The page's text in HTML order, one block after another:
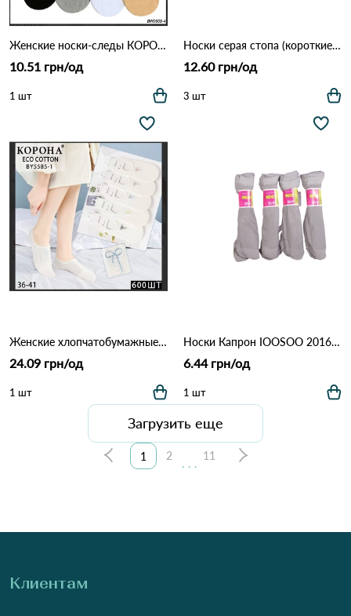
Женские носки-следы КОРОНА с фиксирующей бретелью (Опт) 0509 Различные цвета
10.51 грн/од
1 шт
Носки серая стопа (короткие) CI 0063 Бело-серый
12.60 грн/од
3 шт
Женские хлопчатобумажные носки-следы КОРОНА BY5585-1 Молочный
24.09 грн/од
1 шт
Носки Капрон IOOSOO 2016 Сірий
6.44 грн/од
1 шт
Загрузить еще
1 2
...
11
Клиентам